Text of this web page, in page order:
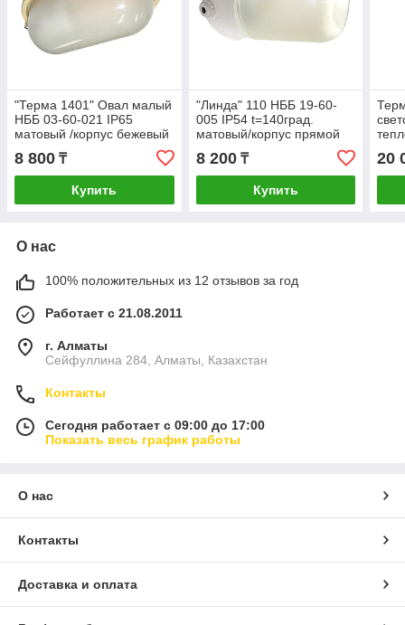
"Терма 1401" Овал малый
НББ 03-60-021 IP65
матовый /корпус бежевый
8 800 ₸
Купить
"Линда" 110 НББ 19-60-
005 IP54 t=140град.
матовый/корпус прямой
Светильник
8 200₸
Купить
20
О нас
100% положительных из 12 отзывов за год
Работает с 21.08.2011
г. Алматы
Сейфуллина 284, Алматы, Казахстан
Контакты
Сегодня работает с 09:00 до 17:00
Показать весь график работы
О нас
Контакты
Доставка и оплата